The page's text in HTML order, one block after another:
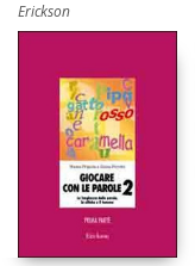
Erickson